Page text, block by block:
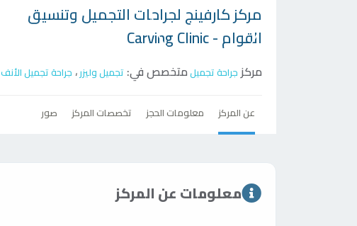
مركزكارفينج لجراحات التجميل وتنسيق
القوام - Carving Clinic
مركز جراحة تجميلمتخصص في: تجميل وليزر، جراحة تجميل الأنف
عن المركز معلومات الحجز تخصصات المركز صور
معلومات عن المركز